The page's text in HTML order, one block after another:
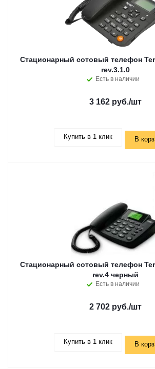
Стационарный сотовый телефон
rev.3.1.0
Есть в наличии
3 162 руб./шт
Купить в 1 клик В
Стационарный сотовый телефон
rev.4 черный
Есть в наличии
2 702 руб./шт
Купить в 1 клик В